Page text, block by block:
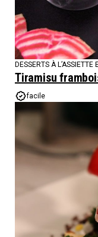
DESSERTS À L’ASSIETTE
Tiramisu
facile